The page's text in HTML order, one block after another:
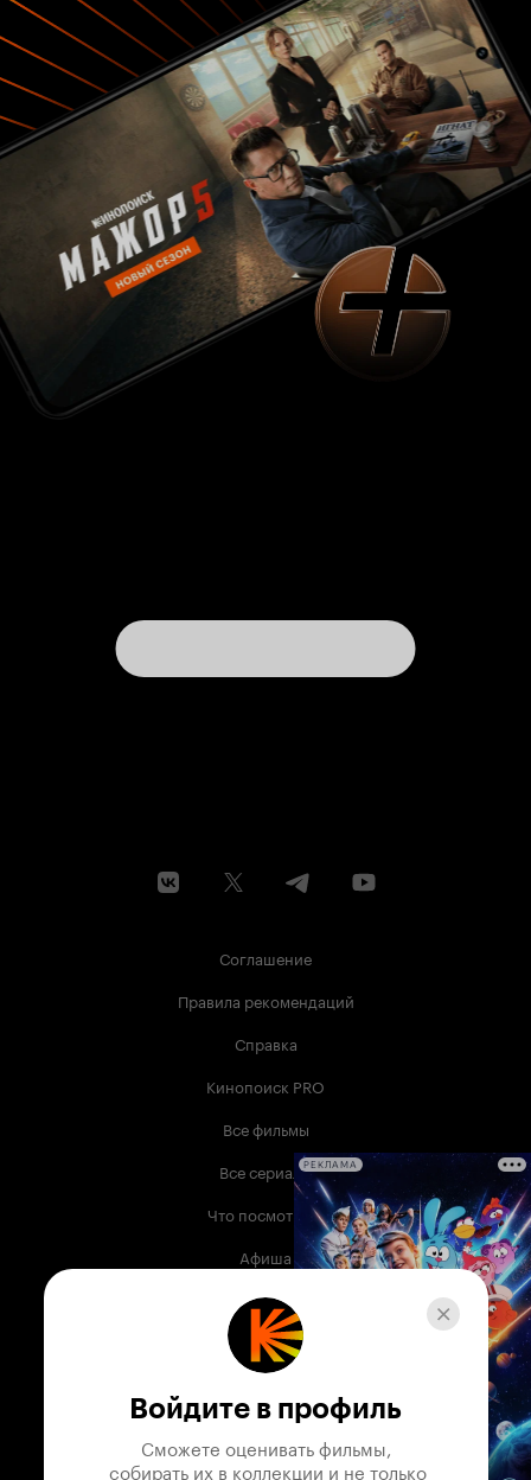
Соглашение
Правила рекомендаций
Справка
Кинопоиск PRO
Все фильмы
Все сериалы
Что посмотреть
Афиша
Музыка
Телепрограмма
Служба поддержки
РЕКЛАМА
Войдите в профиль
Сможете оценивать фильмы,
собирать их в коллекции и не только